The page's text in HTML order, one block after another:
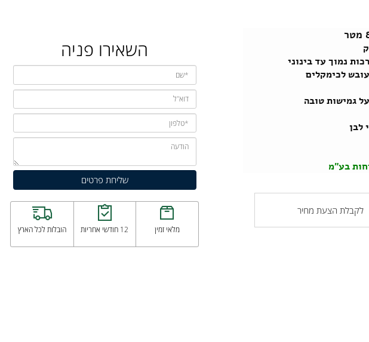
עד בינוני
הצעת מחיר
השאירו פניה
מלאי זמין 12 חודשי אחריות הובלות לכל הארץ